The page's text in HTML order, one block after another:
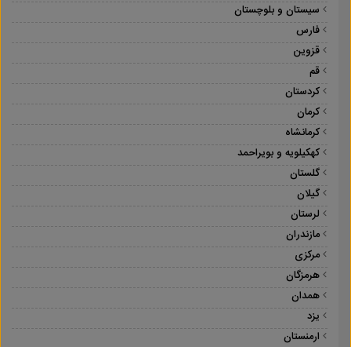
سیستان و بلوچستان
فارس
قزوین
قم
کردستان
کرمان
کرمانشاه
کهکیلویه و بویراحمد
گلستان
گیلان
لرستان
مازندران
مرکزی
هرمزگان
همدان
یزد
ارمنستان